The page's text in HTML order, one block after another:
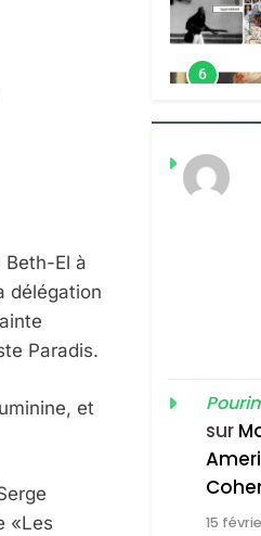
El à
délégation
Paradis.
et
«Les
6
sur
15
L’antisémitisme